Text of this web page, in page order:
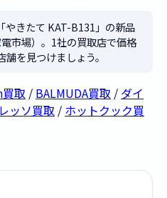
やきたて KAT-B131」の新品
市場）。1社の買取店で価格
を見つけましょう。
取 / BALMUDA買取 / ダイ
ッソ買取 / ホットクック買